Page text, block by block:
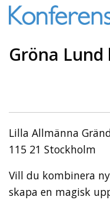
Gröna
Lilla Allmänna
115 21 Stockholm
Vill du kombinera
skapa en magisk